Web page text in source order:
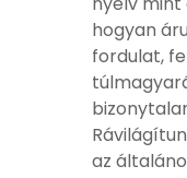
hogyan
fordulat,
az